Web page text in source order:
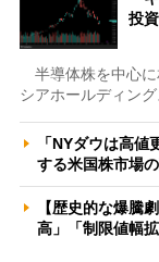
投
半導体株を中心に
シアホールディン
「NYダウは高
する米国株市場
【歴史的な爆騰
高」「制限値幅